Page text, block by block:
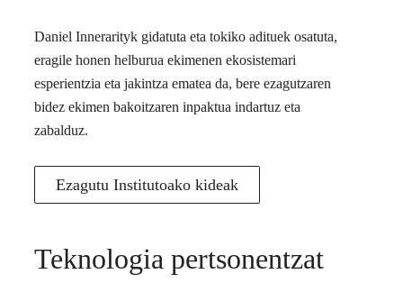
Daniel Innerarityk gidatuta eta tokiko adituek osatuta,
eragile honen helburua ekimenen ekosistemari
esperientzia eta jakintza ematea da, bere ezagutzaren
bidez ekimen bakoitzaren inpaktua indartuz eta
zabalduz.
Ezagutu Institutoako kideak
Teknologia pertsonentzat